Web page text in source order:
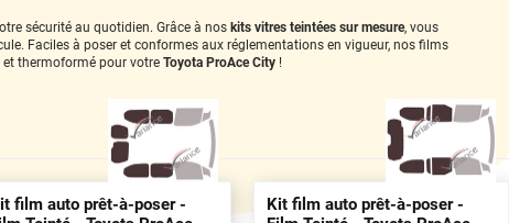
sécurité au quotidien. Grâce à nos kits vitres teintées sur mesure, vous
Faciles à poser et conformes aux réglementations en vigueur, nos films
thermoformé pour votre Toyota ProAce City !
film auto prêt-à-poser -
Kit film auto prêt-à-poser -